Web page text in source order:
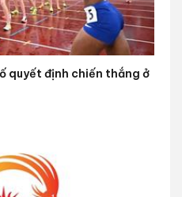
quyết định chiến thắng ở